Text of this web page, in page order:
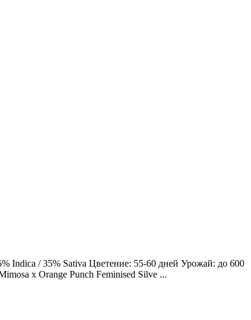
Indica / 35% Sativa Цветение: 55-60 дней Урожай: до 600
x Orange Punch Feminised Silve ...